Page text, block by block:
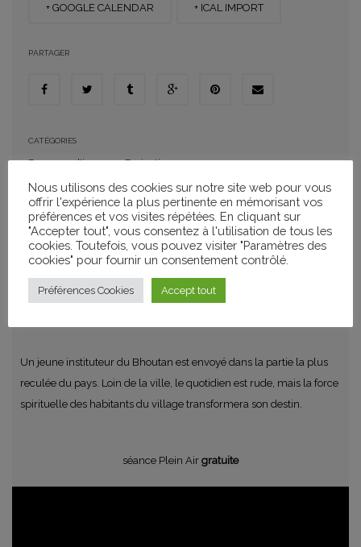
+ GOOGLE CALENDAR + ICAL IMPORT
PARTAGER
CATÉGORIES
Passeurs d'images,Projections
Séance Plein Air Passeurs d’Images
L’école du bout du monde, de Pawo Choyning
Dorji, France, 2022, 1h49
Un jeune instituteur du Bhoutan est envoyé dans la partie la plus
reculée du pays. Loin de la ville, le quotidien est rude, mais la force
spirituelle des habitants du village transformera son destin.
séance Plein Air gratuite
Nous utilisons des cookies sur notre site web pour vous
offrir l'expérience la plus pertinente en mémorisant vos
préférences et vos visites répétées. En cliquant sur
"Accepter tout", vous consentez à l'utilisation de tous les
cookies. Toutefois, vous pouvez visiter "Paramètres des
cookies" pour fournir un consentement contrôlé.
Préférences Cookies Accept tout